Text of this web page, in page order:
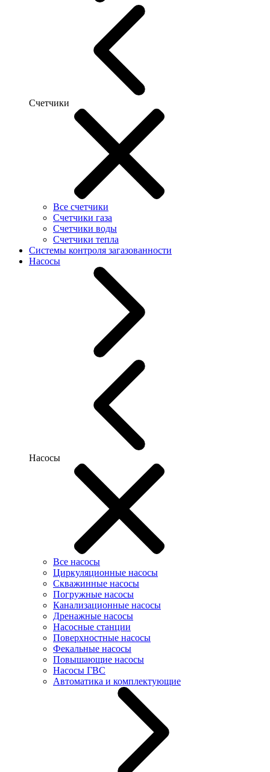
Счетчики
Все счетчики
Счетчики газа
Счетчики воды
Счетчики тепла
Системы контроля загазованности
Насосы
Насосы
Все насосы
Циркуляционные насосы
Скважинные насосы
Погружные насосы
Канализационные насосы
Дренажные насосы
Насосные станции
Поверхностные насосы
Фекальные насосы
Повышающие насосы
Насосы ГВС
Автоматика и комплектующие